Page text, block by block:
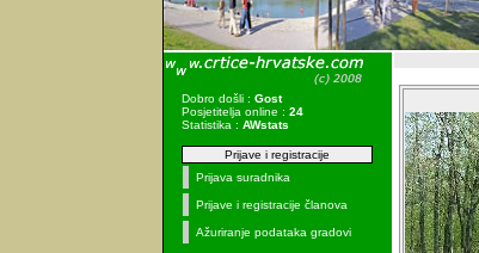
Dobro došli : Gost
Posjetitelja online : 24
Statistika : AWstats
Prijave i registracije
Prijava suradnika
Prijave i registracije članova
Ažuriranje podataka gradovi